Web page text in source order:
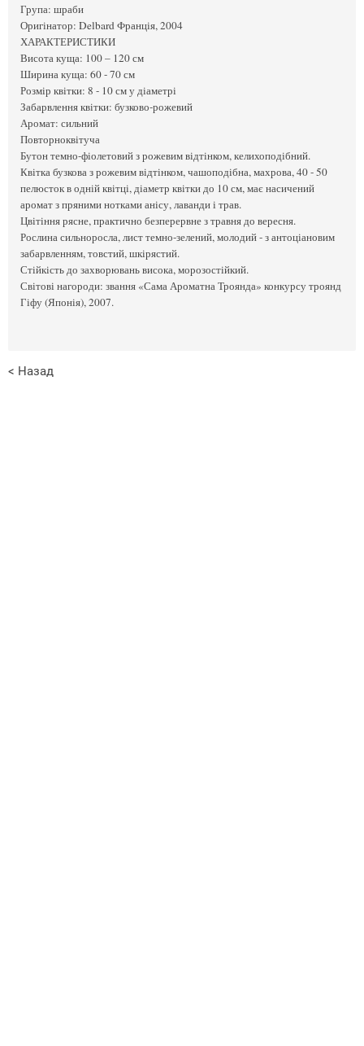
Група: шраби
Оригінатор: Delbard Франція, 2004
ХАРАКТЕРИСТИКИ
Висота куща: 100 – 120 см
Ширина куща: 60 - 70 см
Розмір квітки: 8 - 10 см у діаметрі
Забарвлення квітки: бузково-рожевий
Аромат: сильний
Повторноквітуча
Бутон темно-фіолетовий з рожевим відтінком, келихоподібний.
Квітка бузкова з рожевим відтінком, чашоподібна, махрова, 40 - 50
пелюсток в одній квітці, діаметр квітки до 10 см, має насичений
аромат з пряними нотками анісу, лаванди і трав.
Цвітіння рясне, практично безперервне з травня до вересня.
Рослина сильноросла, лист темно-зелений, молодий - з антоціановим
забарвленням, товстий, шкірястий.
Стійкість до захворювань висока, морозостійкий.
Світові нагороди: звання «Сама Ароматна Троянда» конкурсу троянд
Гіфу (Японія), 2007.
< Назад